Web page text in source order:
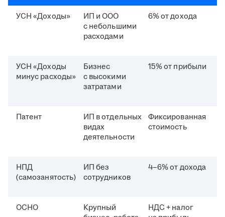
УСН «Доходы»
ИП и ООО
с небольшими
расходами
6% от дохода
УСН «Доходы
минус расходы»
Бизнес
с высокими
затратами
15% от прибыли
Патент
ИП в отдельных
видах
деятельности
Фиксированная
стоимость
НПД
(самозанятость)
ИП без
сотрудников
4–6% от дохода
ОСНО
Крупный
НДС + налог